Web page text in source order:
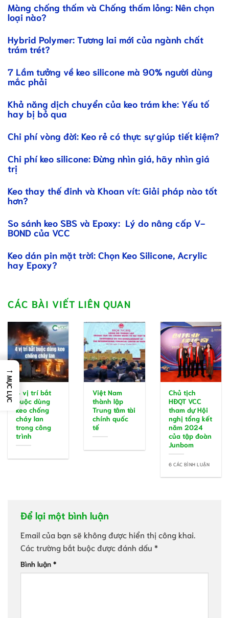
Màng chống thấm và Chống thấm lỏng: Nên chọn
loại nào?
Hybrid Polymer: Tương lai mới của ngành chất
trám trét?
7 Lầm tưởng về keo silicone mà 90% người dùng
mắc phải
Khả năng dịch chuyển của keo trám khe: Yếu tố
hay bị bỏ qua
Chi phí vòng đời: Keo rẻ có thực sự giúp tiết kiệm?
Chi phí keo silicone: Đừng nhìn giá, hãy nhìn giá
trị
Keo thay thế đinh và Khoan vít: Giải pháp nào tốt
hơn?
So sánh keo SBS và Epoxy: Lý do nâng cấp V-
BOND của VCC
Keo dán pin mặt trời: Chọn Keo Silicone, Acrylic
hay Epoxy?
CÁC BÀI VIẾT LIÊN QUAN
4 vị trí bắt
buộc dùng
keo chống
cháy lan
trong công
trình
Việt Nam
thành lập
Trung tâm tài
chính quốc
tế
Chủ tịch
HĐQT VCC
tham dự Hội
nghị tổng kết
năm 2024
của tập đoàn
Junbom
6 CÁC BÌNH LUẬN
Để lại một bình luận
Email của bạn sẽ không được hiển thị công khai.
Các trường bắt buộc được đánh dấu *
Bình luận *
→
MỤC LỤC